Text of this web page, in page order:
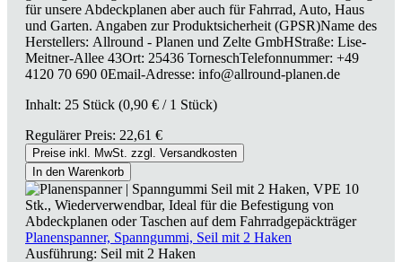
für unsere Abdeckplanen aber auch für Fahrrad, Auto, Haus
und Garten. Angaben zur Produktsicherheit (GPSR)Name des
Herstellers: Allround - Planen und Zelte GmbHStraße: Lise-
Meitner-Allee 43Ort: 25436 TorneschTelefonnummer: +49
4120 70 690 0Email-Adresse: info@allround-planen.de
Inhalt: 25 Stück (0,90 € / 1 Stück)
Regulärer Preis: 22,61 €
Preise inkl. MwSt. zzgl. Versandkosten
In den Warenkorb
Planenspanner, Spanngummi, Seil mit 2 Haken
Ausführung: Seil mit 2 Haken